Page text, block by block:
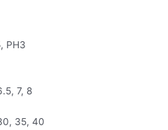
PH3
7, 8
35, 40